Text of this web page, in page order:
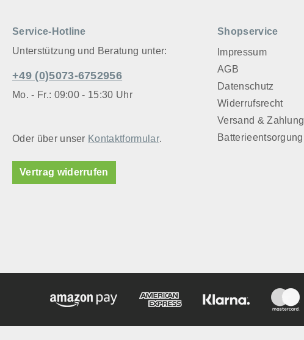
Service-Hotline
Unterstützung und Beratung unter:
+49 (0)5073-6752956
Mo. - Fr.: 09:00 - 15:30 Uhr
Oder über unser Kontaktformular.
Vertrag widerrufen
Shopservice
Impressum
AGB
Datenschutz
Widerrufsrecht
Versand & Zahlung
Batterieentsorgung